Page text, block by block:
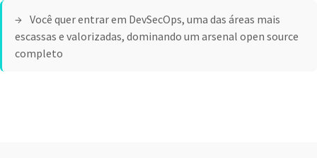
Você quer entrar em DevSecOps, uma das áreas mais
escassas e valorizadas, dominando um arsenal open source
completo